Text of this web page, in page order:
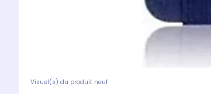
Visuel(s) du produit neuf